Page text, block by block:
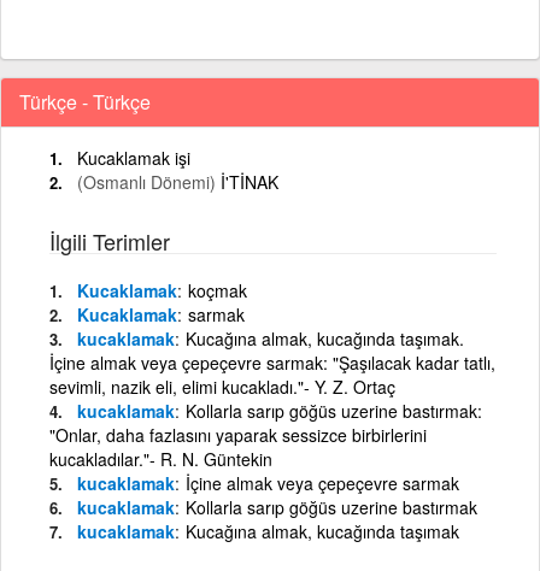
Türkçe - Türkçe
Kucaklamak işi
(Osmanlı Dönemi) İ'TİNAK
İlgili Terimler
Kucaklamak koçmak
Kucaklamak sarmak
kucaklamak Kucağına almak, kucağında taşımak.
İçine almak veya çepeçevre sarmak: "Şaşılacak kadar tatlı,
sevimli, nazik eli, elimi kucakladı."- Y. Z. Ortaç
kucaklamak Kollarla sarıp göğüs uzerine bastırmak:
"Onlar, daha fazlasını yaparak sessizce birbirlerini
kucakladılar."- R. N. Güntekin
kucaklamak İçine almak veya çepeçevre sarmak
kucaklamak Kollarla sarıp göğüs uzerine bastırmak
kucaklamak Kucağına almak, kucağında taşımak